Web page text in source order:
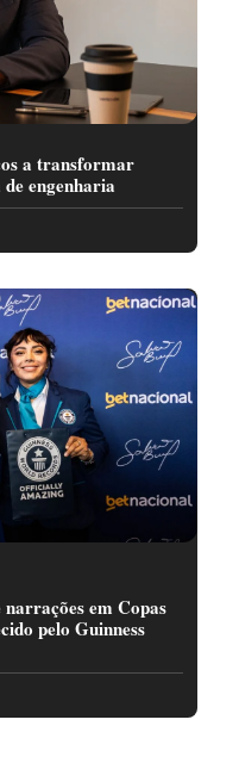
a transformar
engenharia
em Copas
pelo Guinness